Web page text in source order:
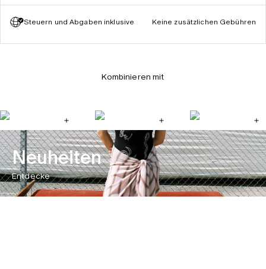
Steuern und Abgaben inklusive Keine zusätzlichen Gebühren
Kombinieren mit
Neuheiten
Entdecke